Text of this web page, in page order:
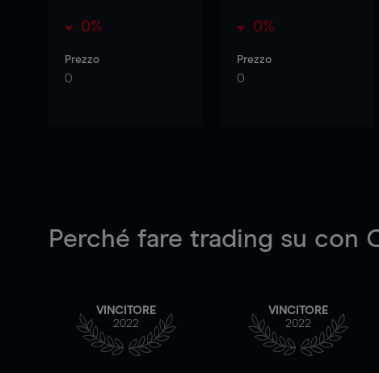
0%
Prezzo
0
0%
Prezzo
0
Perché fare trading su con
VINCITORE
2022
VINCITORE
2022